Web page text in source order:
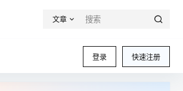
文章
登录 快速注册